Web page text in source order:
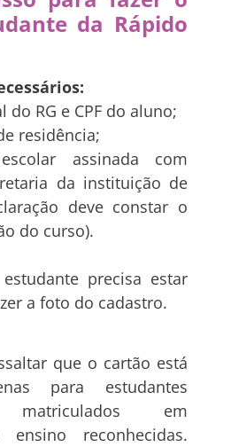
da Rápido
do RG e CPF do aluno;
residência;
assinada com
da instituição de
deve constar o
do curso).
precisa estar
a foto do cadastro.
que o cartão está
para estudantes
matriculados em
reconhecidas.